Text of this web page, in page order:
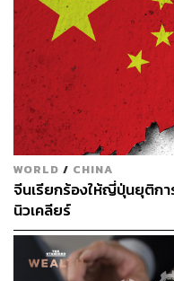
รวมถึงบริษัท Tata
ในด้านบริการ ซอฟต์แวร์
เติบโตมากที่สุดในรอบ 6
ดึงลูกค้าจากต่างประเทศ
มีรายได้สูงขึ้น โดย
นักวิเ
โดนัลด์ ทรัมป์ จะช่วยกร
ขึ้น
อ้างอิง:
https://
3/UNIQLO-7-
righter-consumer-
WORLD / CHINA
จีนเรียกร้องให้ญี่ปุ่นยุติก
นิวเคลียร์